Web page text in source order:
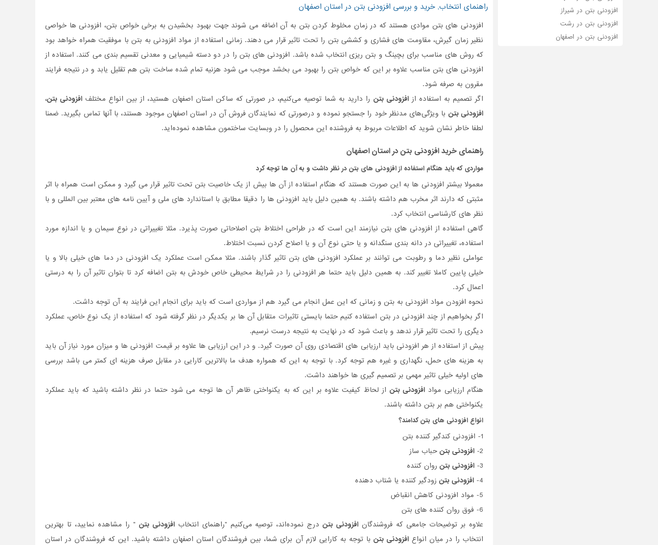
راهنمای انتخاب, خرید و بررسی افزودنی بتن در استان اصفهان
افزودنی های بتن موادی هستند که در زمان مخلوط کردن بتن به آن اضافه می شوند جهت بهبود بخشیدن به برخی خواص بتن، افزودنی ها خواصی
نظیر زمان گیرش، مقاومت های فشاری و کششی بتن را تحت تاثیر قرار می دهند. زمانی استفاده از مواد افزودنی به بتن با موفقیت همراه خواهد بود
که روش های مناسب برای بچینگ و بتن ریزی انتخاب شده باشد. افزودنی های بتن را در دو دسته شیمیایی و معدنی تقسیم بندی می کنند. استفاده از
افزودنی های بتن مناسب علاوه بر این که خواص بتن را بهبود می بخشد موجب می شود هزنیه تمام شده ساخت بتن هم تقلیل یابد و در نتیجه فرایند
مقرون به صرفه شود.
اگر تصمیم به استفاده ازافزودنی بتن را دارید به شما توصیه می‌کنیم، در صورتی که ساکن استان اصفهان هستید، از بین انواع مختلف افزودنی بتن،
افزودنی بتن با ویژگی‌های مدنظر خود را جستجو نموده و درصورتی‌ که نمایندگان فروش آن در استان اصفهان موجود هستند، با آنها تماس بگیرید. ضمنا
لطفا خاطر نشان شوید که اطلاعات مربوط به فروشنده این محصول را در وبسایت ساختمون مشاهده نموده‌اید.
راهنمای خرید افزودنی بتن در استان اصفهان
مواردی که باید هنگام استفاده از افزودنی های بتن در نظر داشت و به آن ها توجه کرد
معمولا بیشتر افزودنی ها به این صورت هستند که هنگام استفاده از آن ها بیش از یک خاصیت بتن تحت تاثیر قرار می گیرد و ممکن است همراه با اثر
مثبتی که دارند اثر مخرب هم داشته باشند. به همین دلیل باید افزودنی ها را دقیقا مطابق با استاندارد های ملی و آیین نامه های معتبر بین المللی و با
نظر های کارشناسی انتخاب کرد.
گاهی استفاده از افزودنی های بتن نیازمند این است که در طراحی اختلاط بتن اصلاحاتی صورت پذیرد. مثلا تغییراتی در نوع سیمان و یا اندازه مورد
استفاده، تغییراتی در دانه بندی سنگدانه و یا حتی نوع آن و یا اصلاح کردن نسبت اختلاط.
عواملی نظیر دما و رطوبت می توانند بر عملکرد افزودنی های بتن تاثیر گذار باشند. مثلا ممکن است عملکرد یک افزودنی در دما های خیلی بالا و یا
خیلی پایین کاملا تغییر کند. به همین دلیل باید حتما هر افزودنی را در شرایط محیطی خاص خودش به بتن اضافه کرد تا بتوان تاثیر آن را به درستی
اعمال کرد.
نحوه افزودن مواد افزودنی به بتن و زمانی که این عمل انجام می گیرد هم از مواردی است که باید برای انجام این فرایند به آن توجه داشت.
اگر بخواهیم از چند افزودنی در بتن استفاده کنیم حتما بایستی تاثیرات متقابل آن ها بر یکدیگر در نظر گرفته شود که استفاده از یک نوع خاص، عملکرد
دیگری را تحت تاثیر قرار ندهد و باعث شود که در نهایت به نتیجه درست نرسیم.
پیش از استفاده از هر افزودنی باید ارزیابی های اقتصادی روی آن صورت گیرد. و در این ارزیابی ها علاوه بر قیمت افزودنی ها و میزان مورد نیاز آن باید
به هزینه های حمل، نگهداری و غیره هم توجه کرد. با توجه به این که همواره هدف ما بالاترین کارایی در مقابل صرف هزینه ای کمتر می باشد بررسی
های اولیه خیلی تاثیر مهمی بر تصمیم گیری ها خواهند داشت.
هنگام ارزیابی موادافزودنی بتن از لحاظ کیفیت علاوه بر این که به یکنواختی ظاهر آن ها توجه می شود حتما در نظر داشته باشید که باید عملکرد
یکنواختی هم بر بتن داشته باشند.
انواع افزودنی های بتن کدامند؟
1- افزودنی کندگیر کننده بتن
2- افزودنی بتن حباب ساز
3- افزودنی بتن روان کننده
4- افزودنی بتن زودگیر کننده یا شتاب دهنده
5- مواد افزودنی کاهش انقباض
6- فوق روان کننده های بتن
علاوه بر توضیحات جامعی که فروشندگان افزودنی بتندرج نموده‌اند، توصیه می‌کنیم "راهنمای انتخابافزودنی بتن " را مشاهده نمایید، تا بهترین
انتخاب را در میان انواعافزودنی بتن با توجه به کارایی لازم آن برای شما، بین فروشندگان استان اصفهان داشته باشید. این که فروشندگان در استان
افزودنی بتن در شیراز
افزودنی بتن در رشت
افزودنی بتن در اصفهان